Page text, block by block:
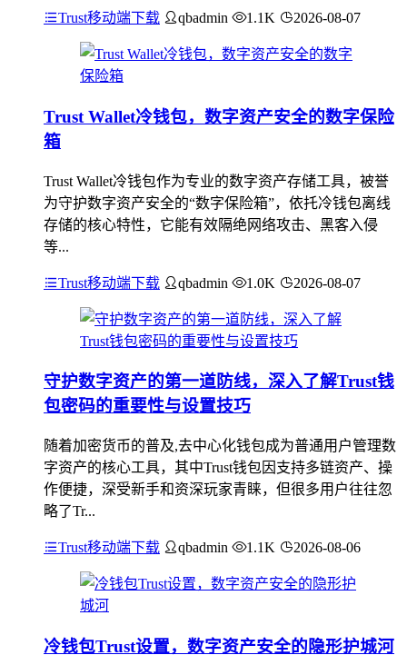
Trust移动端下载 qbadmin 1.1K 2026-08-07
Trust Wallet冷钱包，数字资产安全的数字保险
箱
Trust Wallet冷钱包作为专业的数字资产存储工具，被誉
为守护数字资产安全的“数字保险箱”，依托冷钱包离线
存储的核心特性，它能有效隔绝网络攻击、黑客入侵
等...
Trust移动端下载 qbadmin 1.0K 2026-08-07
守护数字资产的第一道防线，深入了解Trust钱
包密码的重要性与设置技巧
随着加密货币的普及,去中心化钱包成为普通用户管理数
字资产的核心工具，其中Trust钱包因支持多链资产、操
作便捷，深受新手和资深玩家青睐，但很多用户往往忽
略了Tr...
Trust移动端下载 qbadmin 1.1K 2026-08-06
冷钱包Trust设置，数字资产安全的隐形护城河